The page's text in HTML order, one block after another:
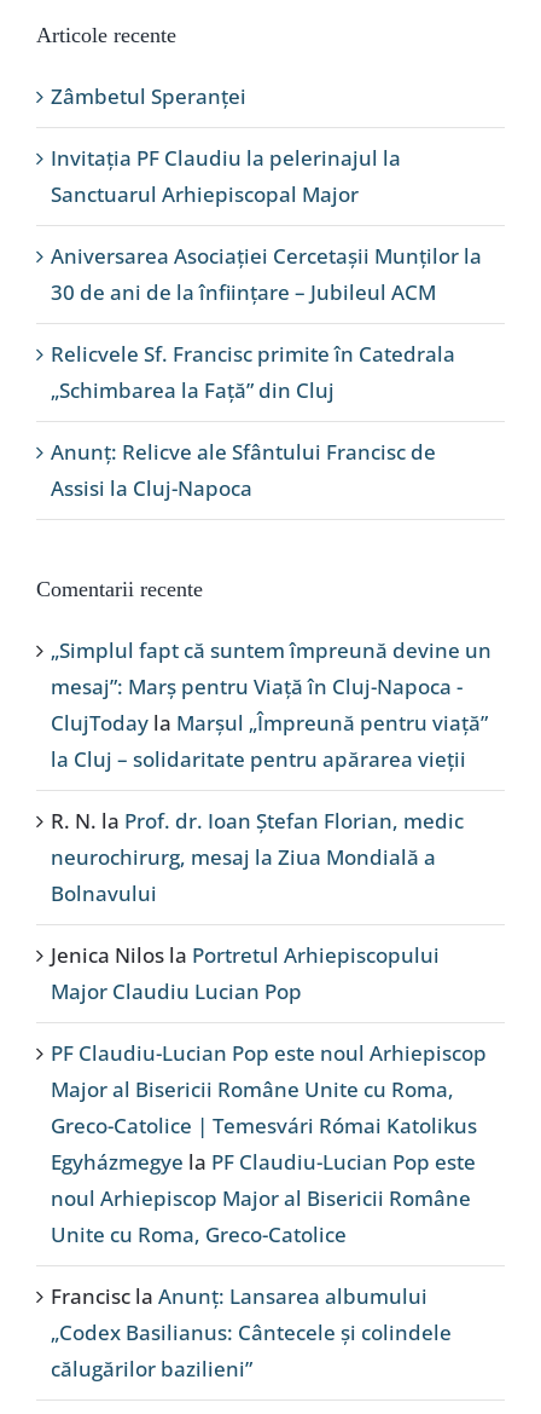
Articole recente
Zâmbetul Speranței
Invitația PF Claudiu la pelerinajul la
Sanctuarul Arhiepiscopal Major
Aniversarea Asociației Cercetașii Munților la
30 de ani de la înființare – Jubileul ACM
Relicvele Sf. Francisc primite în Catedrala
„Schimbarea la Față” din Cluj
Anunț: Relicve ale Sfântului Francisc de
Assisi la Cluj-Napoca
Comentarii recente
„Simplul fapt că suntem împreună devine un
mesaj”: Marș pentru Viață în Cluj-Napoca -
ClujToday la Marșul „Împreună pentru viață”
la Cluj – solidaritate pentru apărarea vieții
R. N. la Prof. dr. Ioan Ștefan Florian, medic
neurochirurg, mesaj la Ziua Mondială a
Bolnavului
Jenica Nilos la Portretul Arhiepiscopului
Major Claudiu Lucian Pop
PF Claudiu-Lucian Pop este noul Arhiepiscop
Major al Bisericii Române Unite cu Roma,
Greco-Catolice | Temesvári Római Katolikus
Egyházmegye la PF Claudiu-Lucian Pop este
noul Arhiepiscop Major al Bisericii Române
Unite cu Roma, Greco-Catolice
Francisc la Anunț: Lansarea albumului
„Codex Basilianus: Cântecele și colindele
călugărilor bazilieni”